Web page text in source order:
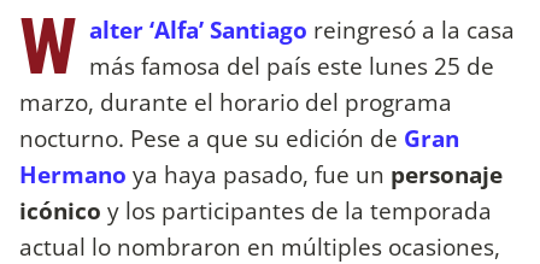
W alter ‘Alfa’ Santiago reingresó a la casa
más famosa del país este lunes 25 de
marzo, durante el horario del programa
nocturno. Pese a que su edición de Gran
Hermano ya haya pasado, fue un personaje
icónico y los participantes de la temporada
actual lo nombraron en múltiples ocasiones,